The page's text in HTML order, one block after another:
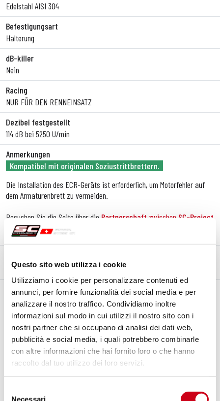
Questo sito web utilizza i cookie
Utilizziamo i cookie per personalizzare contenuti ed
annunci, per fornire funzionalità dei social media e per
analizzare il nostro traffico. Condividiamo inoltre
informazioni sul modo in cui utilizzi il nostro sito con i
nostri partner che si occupano di analisi dei dati web,
pubblicità e social media, i quali potrebbero combinarle
con altre informazioni che hai fornito loro o che hanno
raccolto dal tuo utilizzo dei loro servizi.
Necessari
Edelstahl AISI 304
Befestigungsart
Halterung
dB-killer
Nein
Racing
NUR FÜR DEN RENNEINSATZ
Dezibel festgestellt
114 dB bei 5250 U/min
Anmerkungen
Kompatibel mit originalen Soziustrittbrettern.
Die Installation des ECR-Geräts ist erforderlich, um Motorfehler auf
dem Armaturenbrett zu vermeiden.
Besuchen Sie die Seite über die Partnerschaft zwischen SC-Project
undAprilia
BESCHREIBUNG
Beschreibung
SC-Projecthat all die Erfahrung, die während seiner langen
Zusammenarbeit mitAprilia Racinggesammelt wurde genutzt, um
diese Komplett-Anlage zu entwickeln, die mit dem ikonischenCR-T-
Carbon-Schalldämpfer ausgestattet ist und derAprilia Tuono 660
M.Y. 2025gewidmet ist.
Alles wurde entwickelt, um diebeste Leistung
deutlichenSteigerung der AgilitätderAprilia RS 660zu bieten,
von-50%